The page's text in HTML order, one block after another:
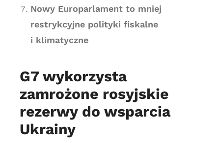
Nowy Europarlament to mniej
restrykcyjne polityki fiskalne
i klimatyczne
G7 wykorzysta
zamrożone rosyjskie
rezerwy do wsparcia
Ukrainy